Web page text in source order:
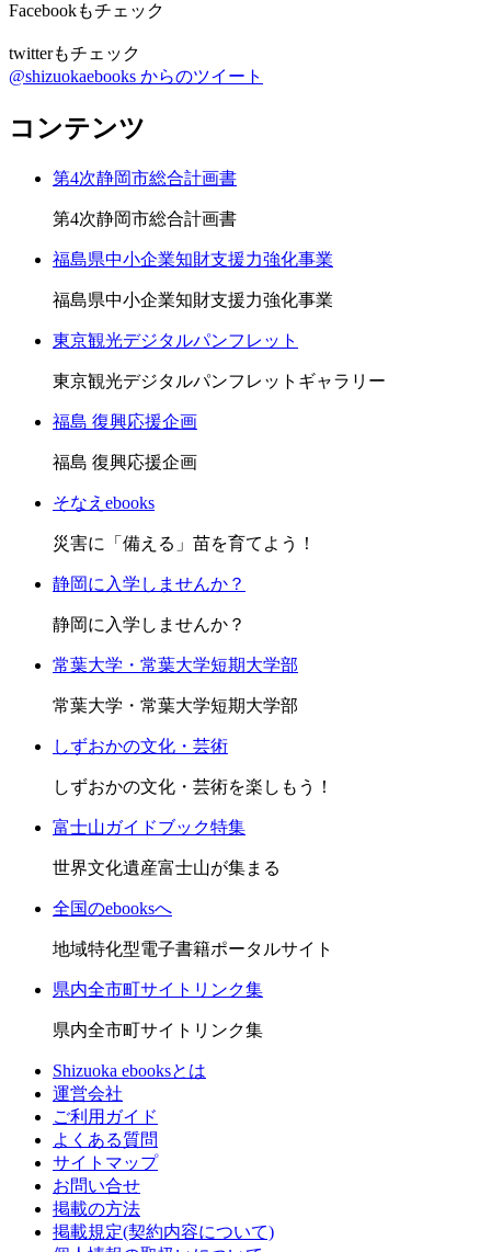
Facebookもチェック
twitterもチェック
@shizuokaebooks からのツイート
コンテンツ
第4次静岡市総合計画書
第4次静岡市総合計画書
福島県中小企業知財支援力強化事業
福島県中小企業知財支援力強化事業
東京観光デジタルパンフレット
東京観光デジタルパンフレットギャラリー
福島 復興応援企画
福島 復興応援企画
そなえebooks
災害に「備える」苗を育てよう！
静岡に入学しませんか？
静岡に入学しませんか？
常葉大学・常葉大学短期大学部
常葉大学・常葉大学短期大学部
しずおかの文化・芸術
しずおかの文化・芸術を楽しもう！
富士山ガイドブック特集
世界文化遺産富士山が集まる
全国のebooksへ
地域特化型電子書籍ポータルサイト
県内全市町サイトリンク集
県内全市町サイトリンク集
Shizuoka ebooksとは
運営会社
ご利用ガイド
よくある質問
サイトマップ
お問い合せ
掲載の方法
掲載規定(契約内容について)